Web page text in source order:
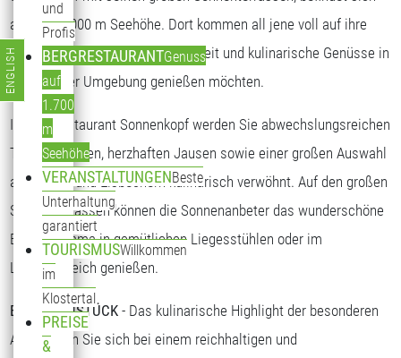
und
Profis
BERGRESTAURANTGenuss
auf
1.700
m
Seehöhe
VERANSTALTUNGENBeste
Unterhaltung
garantiert
TOURISMUSWillkommen
im
Klostertal
PREISE
&
auf fast 2.000 m Seehöhe. Dort kommen all jene voll auf ihre
Kosten, die freundliche Gastlichkeit und kulinarische Genüsse in
traumhafter Umgebung genießen möchten.
Im Bergrestaurant Sonnenkopf werden Sie abwechslungsreichen
Tagesgerichten, herzhaften Jausen sowie einer großen Auswahl
an Kuchen und Eisbechern kulinarisch verwöhnt. Auf den großen
Sonnenterrassen können die Sonnenanbeter das wunderschöne
Bergpanorama in gemütlichen Liegesstühlen oder im
Loungebereich genießen.
BERGFRÜHSTÜCK - Das kulinarische Highlight der besonderen
Art. Stärken Sie sich bei einem reichhaltigen und
Sprache auswählen
ENGLISH